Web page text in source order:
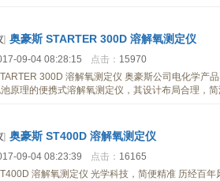
] 奥豪斯 STARTER 300D 溶解氧测定仪
09-04 08:28:15 点击： 15970
300D 溶解氧测定仪 奥豪斯公司电化学产
原理的便携式溶解氧测定仪，其设计布局合理，
] 奥豪斯 ST400D 溶解氧测定仪
09-04 08:23:39 点击： 16165
溶解氧测定仪 光学科技，简便精准 历经百